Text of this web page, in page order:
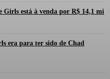
Girls está à venda por R$ 14,1 mi
era para ter sido de Chad